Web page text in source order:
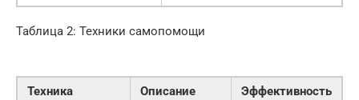
Таблица 2: Техники самопомощи
Техника Описание Эффективность